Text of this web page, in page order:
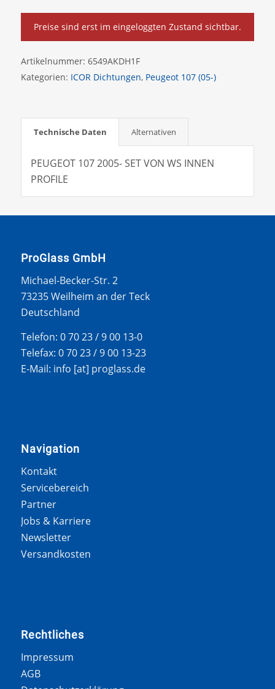
Preise sind erst im eingeloggten Zustand sichtbar.
Artikelnummer: 6549AKDH1F
Kategorien: ICOR Dichtungen, Peugeot 107 (05-)
Technische Daten Alternativen
PEUGEOT 107 2005- SET VON WS INNEN
PROFILE
ProGlass GmbH
Michael-Becker-Str. 2
73235 Weilheim an der Teck
Deutschland
Telefon: 0 70 23 / 9 00 13-0
Telefax: 0 70 23 / 9 00 13-23
E-Mail: info [at] proglass.de
Navigation
Kontakt
Servicebereich
Partner
Jobs & Karriere
Newsletter
Versandkosten
Rechtliches
Impressum
AGB